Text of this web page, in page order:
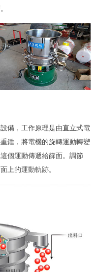
。
備，工作原理是由直立式電
錘，將電機的旋轉運動轉變
個運動傳遞給篩面。調節
上的運動軌跡。